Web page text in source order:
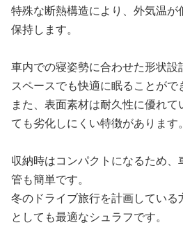
特殊な断熱構造により、外気温が
保持します。
車内での寝姿勢に合わせた形状
スペースでも快適に眠ることがで
また、表面素材は耐久性に優れ
ても劣化しにくい特徴があります。
収納時はコンパクトになるため
管も簡単です。
冬のドライブ旅行を計画してい
としても最適なシュラフです。